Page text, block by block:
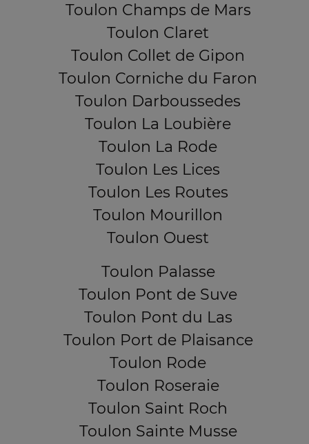
Toulon Champs de Mars
Toulon Claret
Toulon Collet de Gipon
Toulon Corniche du Faron
Toulon Darboussedes
Toulon La Loubière
Toulon La Rode
Toulon Les Lices
Toulon Les Routes
Toulon Mourillon
Toulon Ouest
Toulon Palasse
Toulon Pont de Suve
Toulon Pont du Las
Toulon Port de Plaisance
Toulon Rode
Toulon Roseraie
Toulon Saint Roch
Toulon Sainte Musse